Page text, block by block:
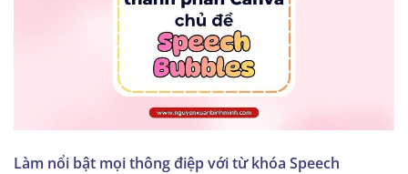
Làm nổi bật mọi thông điệp với từ khóa Speech